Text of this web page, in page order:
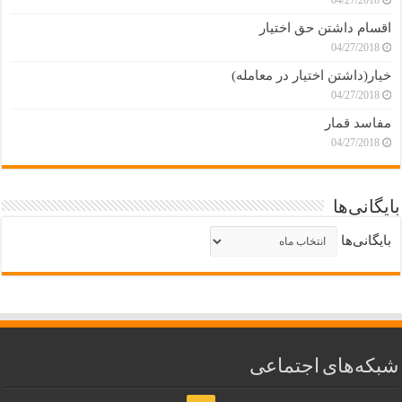
اقسام داشتن حق اختیار
04/27/2018
خیار(داشتن اختیار در معامله)
04/27/2018
مفاسد قمار
04/27/2018
بایگانی‌ها
بایگانی‌ها
شبکه‌های اجتماعی